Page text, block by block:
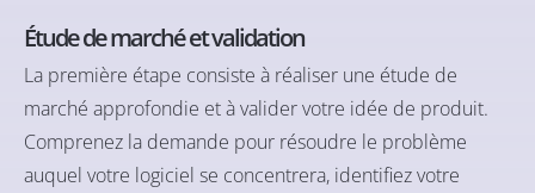
Étude de marché et validation
La première étape consiste à réaliser une étude de
marché approfondie et à valider votre idée de produit.
Comprenez la demande pour résoudre le problème
auquel votre logiciel se concentrera, identifiez votre